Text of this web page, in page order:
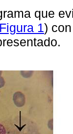
que
Figura 1)